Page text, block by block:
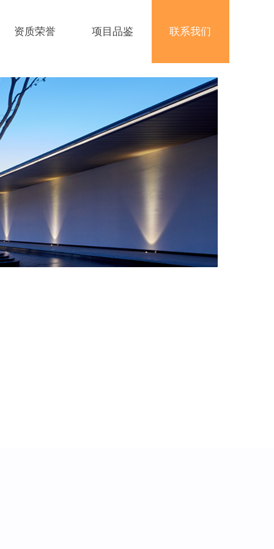
资质荣誉
资质荣誉
项目品鉴 联系我们
联系我们